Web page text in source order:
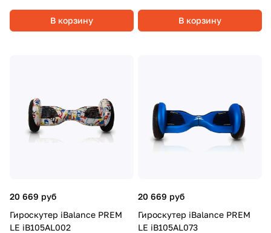
В корзину В корзину
20 669 руб
Гироскутер iBalance PREM
LE iB105AL002
20 669 руб
Гироскутер iBalance PREM
LE iB105AL073